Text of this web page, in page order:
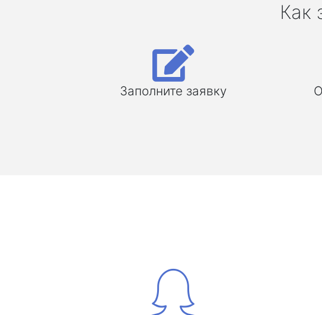
Как
Заполните заявку